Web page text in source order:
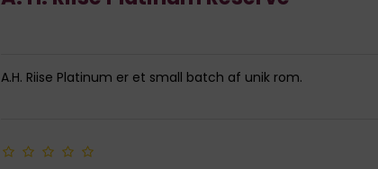
A.H. Riise Platinum er et small batch af unik rom.